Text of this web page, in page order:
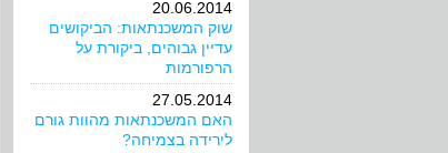
20.06.2014
שוק המשכנתאות: הביקושים
עדיין גבוהים, ביקורת על
הרפורמות
27.05.2014
האם המשכנתאות מהוות גורם
לירידה בצמיחה?